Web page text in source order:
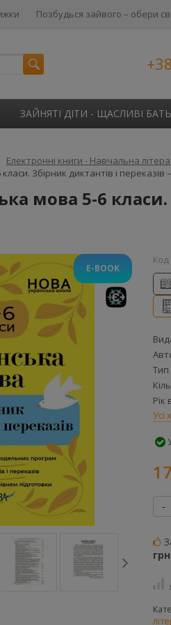
Позбудься зайвого – обери
ЗАЙНЯТІ ДІТИ - ЩАСЛИВІ
Електронні книги - Навчальна
Збірник диктантів і
мова 5-6
E-BOOK
Код
Тип
Рік
Усі
-
грн